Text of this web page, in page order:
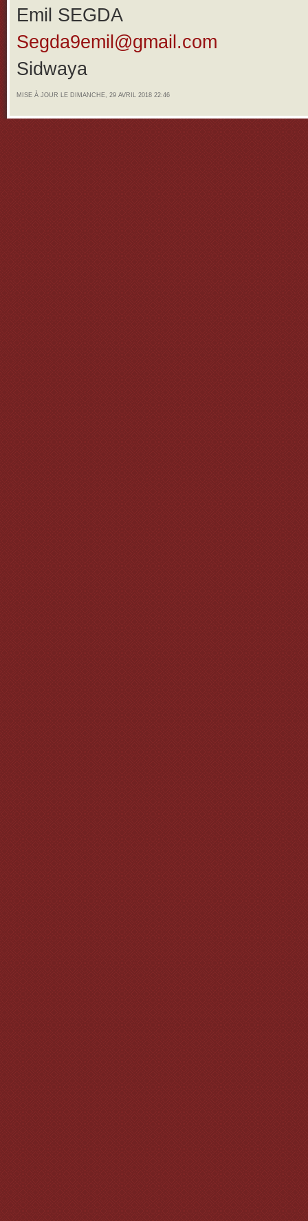
Emil SEGDA
Segda9emil@gmail.com
Sidwaya
MISE À JOUR LE DIMANCHE, 29 AVRIL 2018 22:46